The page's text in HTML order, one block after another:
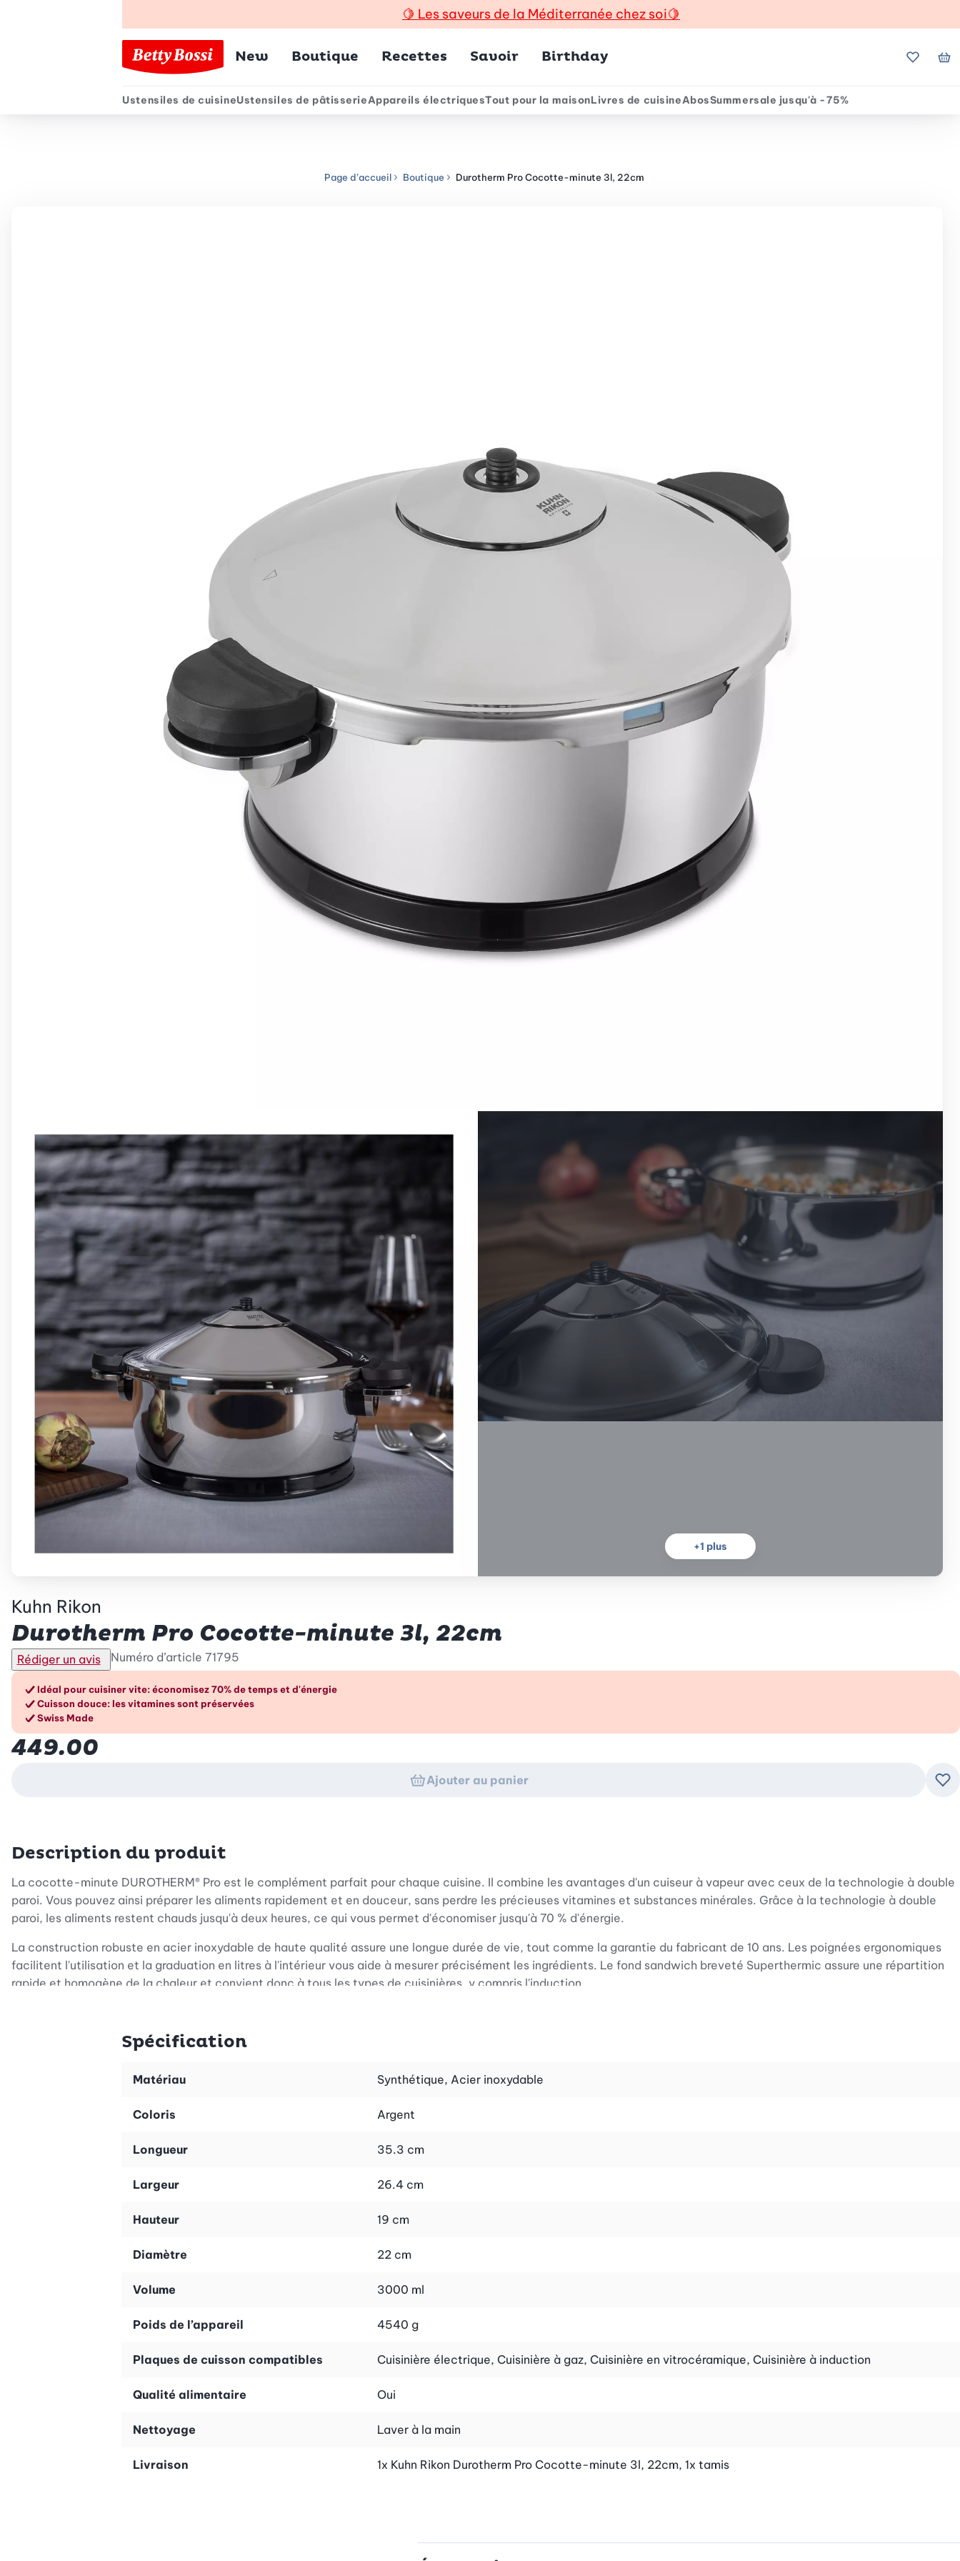
🍋 Les saveurs de la Méditerranée chez soi🍋
Menu principal
New Boutique Recettes Savoir Birthday Mes
Menu secondaire
Ustensiles de cuisineUstensiles de pâtisserieAppareils électriquesTout pour la maisonLivres de cuisineAbosSummersale jusqu'à -75%
Page d’accueil Boutique Durotherm Pro Cocotte-minute 3l, 22cm
+1 plus
Kuhn Rikon
Durotherm Pro Cocotte-minute 3l, 22cm
Rédiger un avis Numéro d’article 71795
Les avantages en un coup d’œil
Idéal pour cuisiner vite: économisez 70% de temps et d'énergie
Cuisson douce: les vitamines sont préservées
Swiss Made
449.00
Ajouter au panier
Description du produit
La cocotte-minute DUROTHERM® Pro est le complément parfait pour chaque cuisine. Il combine les avantages d'un cuiseur à vapeur avec ceux de la technologie à double
paroi. Vous pouvez ainsi préparer les aliments rapidement et en douceur, sans perdre les précieuses vitamines et substances minérales. Grâce à la technologie à double
paroi, les aliments restent chauds jusqu'à deux heures, ce qui vous permet d'économiser jusqu'à 70 % d'énergie.
La construction robuste en acier inoxydable de haute qualité assure une longue durée de vie, tout comme la garantie du fabricant de 10 ans. Les poignées ergonomiques
facilitent l'utilisation et la graduation en litres à l'intérieur vous aide à mesurer précisément les ingrédients. Le fond sandwich breveté Superthermic assure une répartition
rapide et homogène de la chaleur et convient donc à tous les types de cuisinières, y compris l'induction.
Cocotte-minute DUROTHERM avec couvercle supplémentaire à double paroi. La casserole peut être utilisée aussi bien comme Durotherm normal que comme autocuiseur.
Spécification
Matériau Synthétique, Acier inoxydable
Coloris Argent
Longueur 35.3 cm
Largeur 26.4 cm
Hauteur 19 cm
Diamètre 22 cm
Volume 3000 ml
Poids de l’appareil 4540 g
Plaques de cuisson compatibles Cuisinière électrique, Cuisinière à gaz, Cuisinière en vitrocéramique, Cuisinière à induction
Qualité alimentaire Oui
Nettoyage Laver à la main
Livraison 1x Kuhn Rikon Durotherm Pro Cocotte-minute 3l, 22cm, 1x tamis